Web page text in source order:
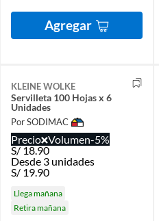
Agregar
KLEINE WOLKE
Servilleta 100 Hojas x 6
Unidades
Por SODIMAC
Precio Volumen-5%
S/18.90
Desde 3 unidades
S/ 19.90
Llega mañana
Retira mañana